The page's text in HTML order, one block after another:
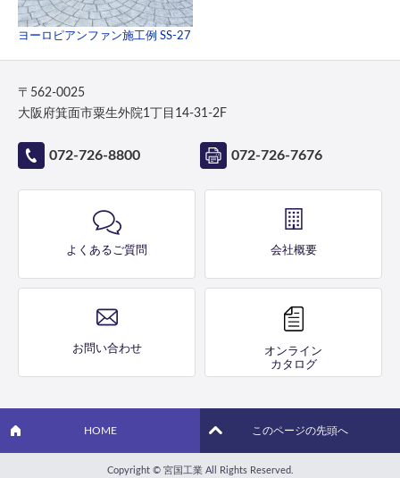
ヨーロピアンファン施工例 SS-27
〒562-0025
大阪府箕面市粟生外院1丁目14-31-2F
072-726-8800 072-726-7676
よくあるご質問 会社概要
お問い合わせ
オンライン
カタログ
HOME このページの先頭へ
Copyright © 宮国工業 All Rights Reserved.